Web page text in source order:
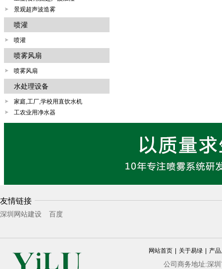
景观超声波造雾
喷灌
喷灌
喷雾风扇
喷雾风扇
水处理设备
家庭,工厂,学校用直饮水机
工农业用净水器
友情链接
深圳网站建设 百度
网站首页 关于易绿 产
公司商务地址:深